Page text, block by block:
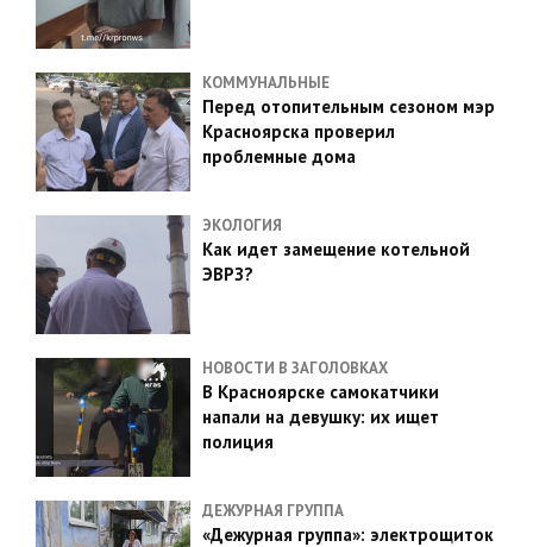
КОММУНАЛЬНЫЕ
Перед отопительным сезоном мэр
Красноярска проверил
проблемные дома
ЭКОЛОГИЯ
Как идет замещение котельной
ЭВРЗ?
НОВОСТИ В ЗАГОЛОВКАХ
В Красноярске самокатчики
напали на девушку: их ищет
полиция
ДЕЖУРНАЯ ГРУППА
«Дежурная группа»: электрощиток